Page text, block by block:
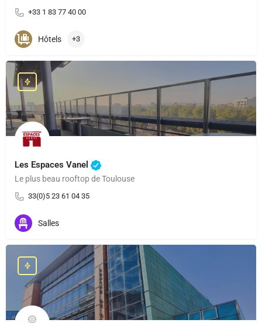
+33 1 83 77 40 00
Hôtels +3
Les Espaces Vanel
Le plus beau rooftop de Toulouse
33(0)5 23 61 04 35
Salles